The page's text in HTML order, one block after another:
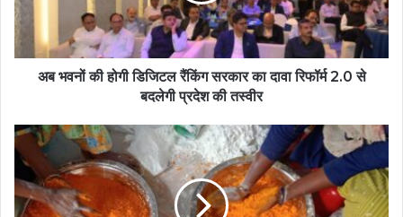
अब भवनों की होगी डिजिटल रैंकिंग सरकार का दावा रिफॉर्म 2.0 से
बदलेगी प्रदेश की तस्वीर